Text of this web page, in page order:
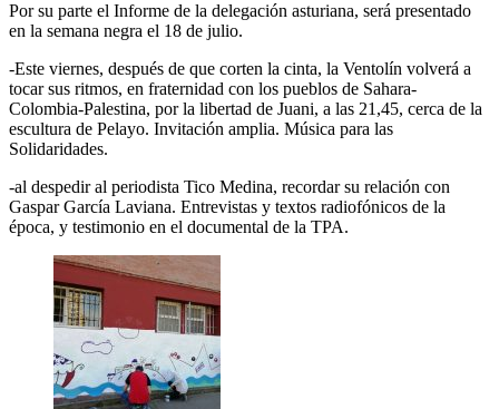
Por su parte el Informe de la delegación asturiana, será presentado
en la semana negra el 18 de julio.
-Este viernes, después de que corten la cinta, la Ventolín volverá a
tocar sus ritmos, en fraternidad con los pueblos de Sahara-
Colombia-Palestina, por la libertad de Juani, a las 21,45, cerca de la
escultura de Pelayo. Invitación amplia. Música para las
Solidaridades.
-al despedir al periodista Tico Medina, recordar su relación con
Gaspar García Laviana. Entrevistas y textos radiofónicos de la
época, y testimonio en el documental de la TPA.